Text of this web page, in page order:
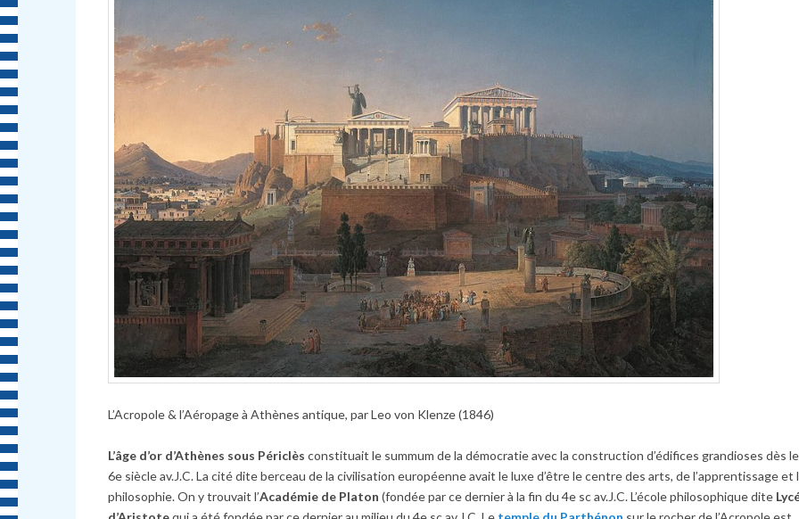
L’Acropole & l’Aéropage à Athènes antique, par Leo von Klenze (1846)
L’âge d’or d’Athènes sous Périclès constituait le summum de la démocratie avec la construction d’édifices grandioses dès le
6e siècle av.J.C. La cité dite berceau de la civilisation européenne avait le luxe d’être le centre des arts, de l’apprentissage et
philosophie. On y trouvait l’Académie de Platon (fondée par ce dernier à la fin du 4e sc av.J.C. L’école philosophique dite